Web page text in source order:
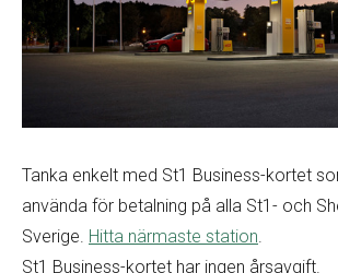
Tanka enkelt med St1 Business-kortet
använda för betalning på alla St1- och
Sverige. Hitta närmaste station.
St1 Business-kortet har ingen årsavgift.